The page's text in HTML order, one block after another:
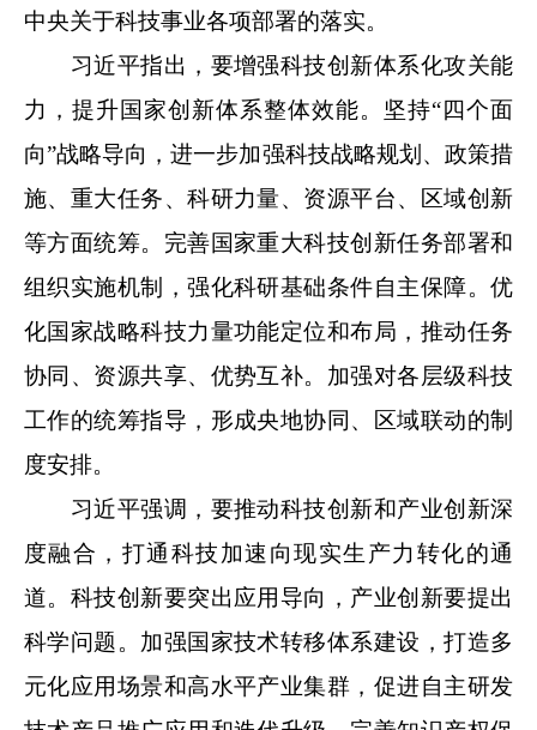
中央关于科技事业各项部署的落实。
习近平指出，要增强科技创新体系化攻关能
力，提升国家创新体系整体效能。坚持“四个面
向”战略导向，进一步加强科技战略规划、政策措
施、重大任务、科研力量、资源平台、区域创新
等方面统筹。完善国家重大科技创新任务部署和
组织实施机制，强化科研基础条件自主保障。优
化国家战略科技力量功能定位和布局，推动任务
协同、资源共享、优势互补。加强对各层级科技
工作的统筹指导，形成央地协同、区域联动的制
度安排。
习近平强调，要推动科技创新和产业创新深
度融合，打通科技加速向现实生产力转化的通
道。科技创新要突出应用导向，产业创新要提出
科学问题。加强国家技术转移体系建设，打造多
元化应用场景和高水平产业集群，促进自主研发